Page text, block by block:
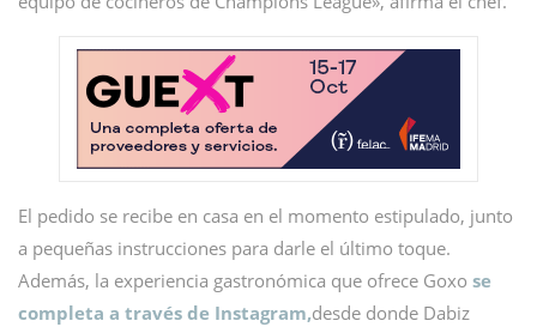
El pedido se recibe en casa en el momento estipulado, junto
a pequeñas instrucciones para darle el último toque.
Además, la experiencia gastronómica que ofrece Goxo se
completa a través de Instagram,desde donde Dabiz